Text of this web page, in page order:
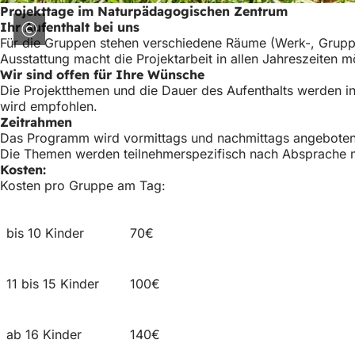
Projekttage im Naturpädagogischen Zentrum
Ihr Aufenthalt bei uns
Für die Gruppen stehen verschiedene Räume (Werk-,
Ausstattung macht die Projektarbeit in allen Jahreszeiten
Wir sind offen für Ihre Wünsche
Die Projektthemen und die Dauer des Aufenthalts werden
wird empfohlen.
Zeitrahmen
Das Programm wird vormittags und nachmittags
Die Themen werden teilnehmerspezifisch nach
Kosten:
Kosten pro Gruppe am Tag:
bis 10 Kinder 70€
11 bis 15 Kinder 100€
ab 16 Kinder 140€